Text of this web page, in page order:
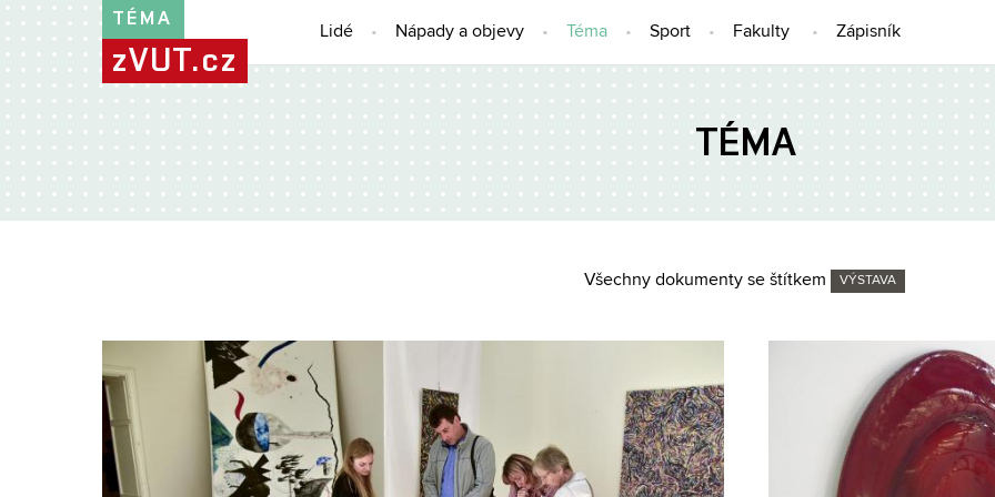
TÉMA
zVUT.cz
Lidé Nápady a objevy Téma Sport Fakulty Zápisník
TÉMA
Všechny dokumenty se štítkem VÝSTAVA